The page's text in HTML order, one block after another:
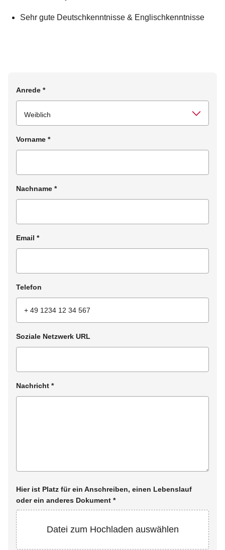
Sehr gute Deutschkenntnisse & Englischkenntnisse
Anrede *
Vorname *
Nachname *
Email *
Telefon
Soziale Netzwerk URL
Nachricht *
Hier ist Platz für ein Anschreiben, einen Lebenslauf
oder ein anderes Dokument *
Datei zum Hochladen auswählen